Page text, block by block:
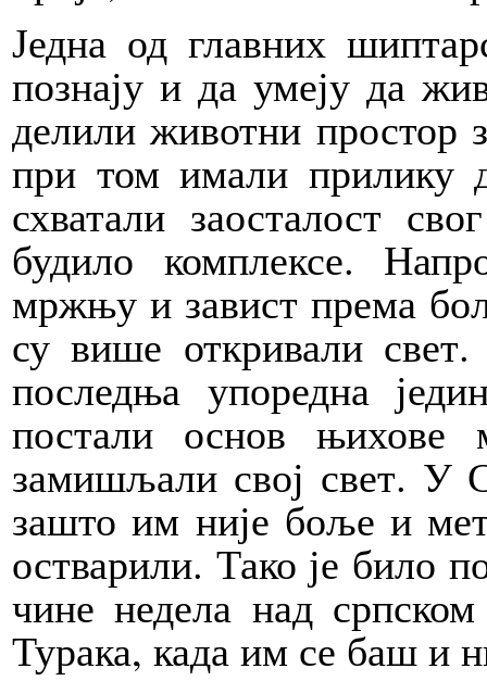
Једна од главних
познају и да умеју да
делили животни простор
при том имали прилику
схватали заосталост
будило комплексе.
мржњу и завист према
су више откривали
последња упоредна
постали основ
замишљали свој свет. У
зашто им није боље и
остварили. Тако је било
чине недела над
Турака, када им се баш и